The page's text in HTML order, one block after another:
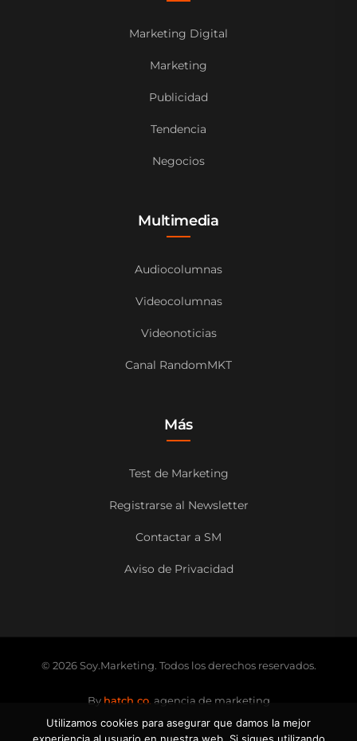
Marketing Digital
Marketing
Publicidad
Tendencia
Negocios
Multimedia
Audiocolumnas
Videocolumnas
Videonoticias
Canal RandomMKT
Más
Test de Marketing
Registrarse al Newsletter
Contactar a SM
Aviso de Privacidad
© 2026 Soy.Marketing. Todos los derechos reservados.
By hatch co. agencia de marketing
Utilizamos cookies para asegurar que damos la mejor